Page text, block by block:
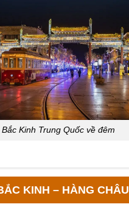
Bắc Kinh Trung Quốc về đêm
KINH – HÀNG CHÂU